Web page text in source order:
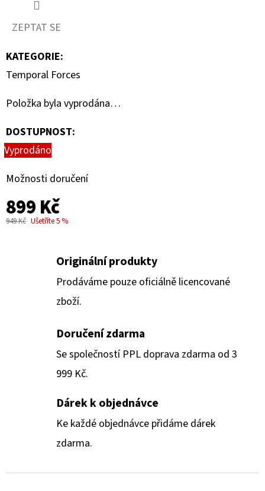
ZEPTAT SE
KATEGORIE:
Temporal Forces
Položka byla vyprodána…
DOSTUPNOST:
Vyprodáno
Možnosti doručení
899 Kč
949 Kč Ušetříte 5 %
Originální produkty
Prodáváme pouze oficiálně licencované
zboží.
Doručení zdarma
Se společností PPL doprava zdarma od 3
999 Kč.
Dárek k objednávce
Ke každé objednávce přidáme dárek
zdarma.